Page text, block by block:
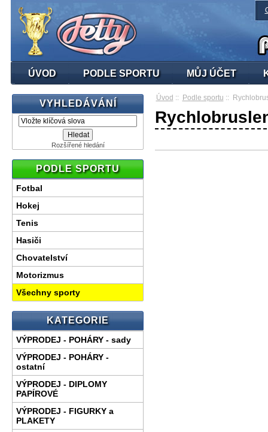
ÚVOD PODLE SPORTU MŮJ ÚČET
VYHLEDÁVÁNÍ
Rozšířené hledání
PODLE SPORTU
Fotbal
Hokej
Tenis
Hasiči
Chovatelství
Motorizmus
Všechny sporty
KATEGORIE
VÝPRODEJ - POHÁRY - sady
VÝPRODEJ - POHÁRY -
ostatní
VÝPRODEJ - DIPLOMY
PAPÍROVÉ
VÝPRODEJ - FIGURKY a
PLAKETY
Úvod :: Podle sportu ::